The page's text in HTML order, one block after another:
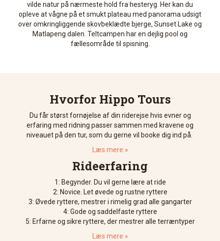
vilde natur på nærmeste hold fra hesteryg. Her kan du
opleve at vågne på et smukt plateau med panorama udsigt
over omkringliggende skovbeklædte bjerge, Sunset Lake og
Matlapeng dalen. Teltcampen har en dejlig pool og
fællesområde til spisning.
Hvorfor Hippo Tours
Du får størst fornøjelse af din riderejse hvis evner og
erfaring med ridning passer sammen med kravene og
niveauet på den tur, som du gerne vil booke dig ind på.
Læs mere »
Rideerfaring
1: Begynder. Du vil gerne lære at ride
2: Novice. Let øvede og rustne ryttere
3: Øvede ryttere, mestrer i rimelig grad alle gangarter
4: Gode og saddelfaste ryttere
5: Erfarne og sikre ryttere, der mestrer alle terræntyper
Læs mere »